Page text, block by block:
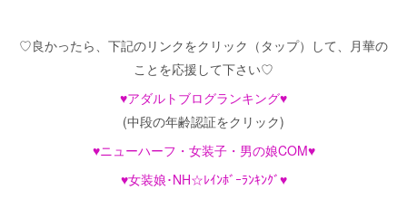
♡良かったら、下記のリンクをクリック（タップ）して、月華の
ことを応援して下さい♡
♥アダルトブログランキング♥
(中段の年齢認証をクリック)
♥ニューハーフ・女装子・男の娘COM♥
♥女装娘･NH☆ﾚｲﾝﾎﾞｰﾗﾝｷﾝｸﾞ♥